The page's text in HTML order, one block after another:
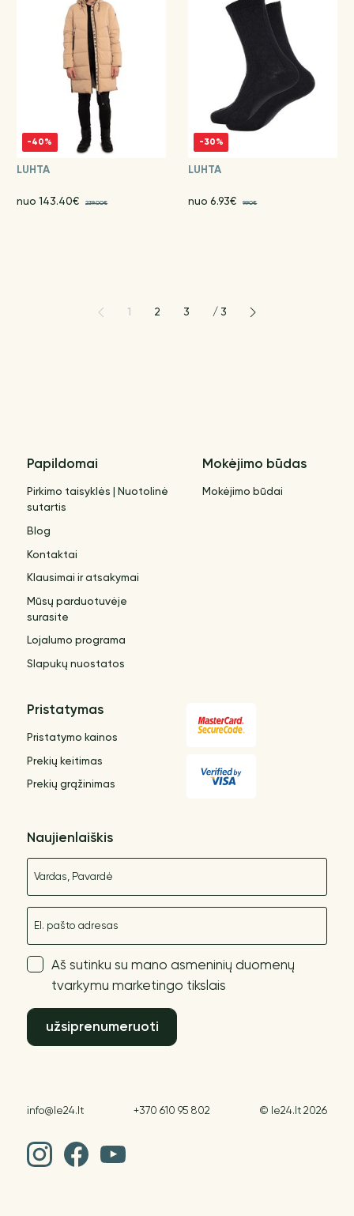
-40%
LUHTA
nuo 143.40€ 239.00€
-30%
LUHTA
nuo 6.93€ 9.90€
1 2 3 / 3
Papildomai
Pirkimo taisyklės | Nuotolinė
sutartis
Blog
Kontaktai
Klausimai ir atsakymai
Mūsų parduotuvėje
surasite
Lojalumo programa
Slapukų nuostatos
Mokėjimo būdas
Mokėjimo būdai
Pristatymas
Pristatymo kainos
Prekių keitimas
Prekių grąžinimas
Naujienlaiškis
Aš sutinku su mano asmeninių duomenų
tvarkymu marketingo tikslais
užsiprenumeruoti
info@le24.lt +370 610 95 802 © le24.lt 2026